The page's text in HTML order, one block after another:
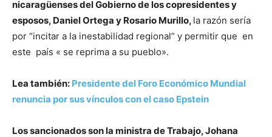
nicaragüenses del Gobierno de los copresidentes y
esposos, Daniel Ortega y Rosario Murillo, la razón sería
por “incitar a la inestabilidad regional” y permitir que en
este país « se reprima a su pueblo».
Lea también: Presidente del Foro Económico Mundial
renuncia por sus vínculos con el caso Epstein
Los sancionados son la ministra de Trabajo, Johana